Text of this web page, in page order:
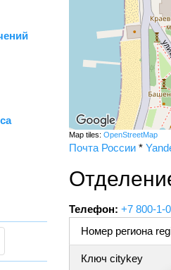
Map tiles: OpenStreetMap
Почта России *
Телефон: +7 800-1-
Номер региона
Ключ citykey